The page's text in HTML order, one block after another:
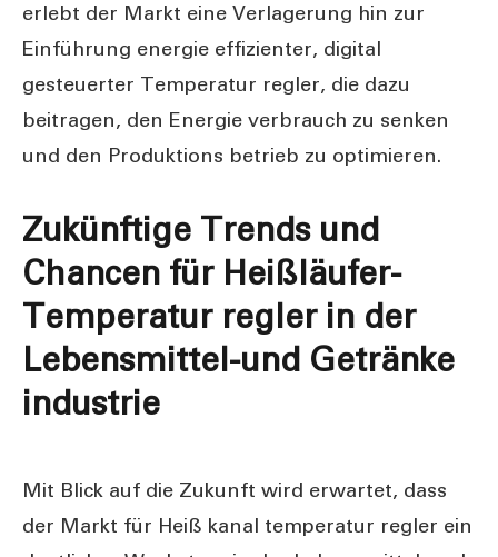
erlebt der Markt eine Verlagerung hin zur
Einführung energie effizienter, digital
gesteuerter Temperatur regler, die dazu
beitragen, den Energie verbrauch zu senken
und den Produktions betrieb zu optimieren.
Zukünftige Trends und
Chancen für Heißläufer-
Temperatur regler in der
Lebensmittel-und Getränke
industrie
Mit Blick auf die Zukunft wird erwartet, dass
der Markt für Heiß kanal temperatur regler ein